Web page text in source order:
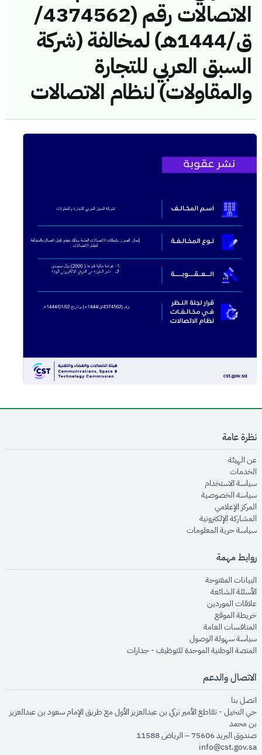
الاتصالات رقم (4374562/
ق/1444هـ) لمخالفة (شركة
السبق العربي للتجارة
والمقاولات) لنظام الاتصالات
نظرة عامة
عن الهيئةopens in new window
الخدماتopens in new window
سياسة الاستخدام
سياسة الخصوصيةopens in new window
المركز الإعلاميopens in new window
المشاركة الإلكترونيةopens in new window
سياسة حرية المعلوماتopens in new window
روابط مهمة
البيانات المفتوحةopens in new window
الأسئلة الشائعةopens in new window
علاقات الموردينopens in new window
خريطة الموقعopens in new window
المنافسات العامةopens in new window
سياسة سهولة الوصولopens in new window
المنصة الوطنية الموحدة للتوظيف - جداراتopens in new window
الاتصال والدعم
اتصل بنا
حي النخيل - تقاطع الأمير تركي بن عبدالعزيز الأول مع طريق الإمام سعود بن عبدالعزيز
بن محمد
صندوق البريد 75606 – الرياض 11588
info@cst.gov.sa